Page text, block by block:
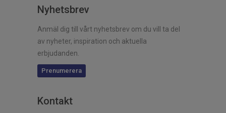
Nyhetsbrev
Anmäl dig till vårt nyhetsbrev om du vill ta del
av nyheter, inspiration och aktuella
erbjudanden.
Prenumerera
Kontakt